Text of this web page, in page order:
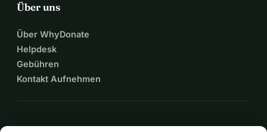
Über uns
Über WhyDonate
Helpdesk
Gebühren
Kontakt Aufnehmen